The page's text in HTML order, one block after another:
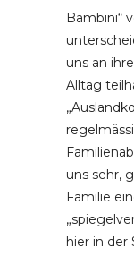
Bambini“
uns an
Alltag
uns sehr,
Familie
hier in der